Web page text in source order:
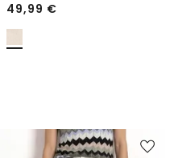
49,99 €